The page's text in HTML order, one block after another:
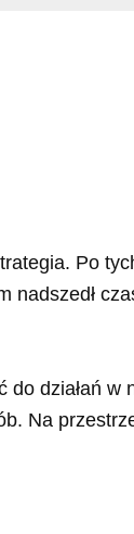
Po
nadszedł
działań
Na